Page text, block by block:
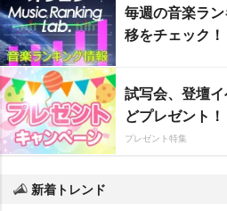
毎週の音楽ラ
移をチェック！
試写会、登壇
どプレゼント！
プレゼント特集
新着トレンド